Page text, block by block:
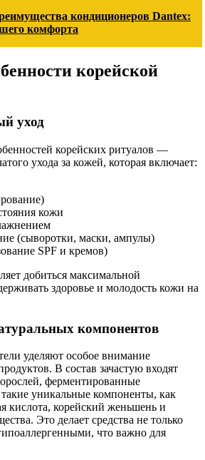
кондиционеров Dantex:
комфорта
корейской
уход
корейских ритуалов —
ухода за кожей, которая включает:
кожи
(сыворотки, маски, ампулы)
SPF и кремов)
добиться максимальной
здоровье и молодость кожи на
компонентов
уделяют особое внимание
В состав зачастую входят
ферментированные
уникальные компоненты, как
кислота, корейский женьшень и
Это делает средства не только
что важно для